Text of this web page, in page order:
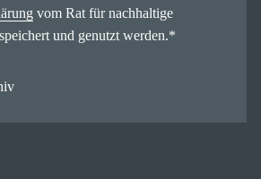
vom Rat für nachhaltige
und genutzt werden.*